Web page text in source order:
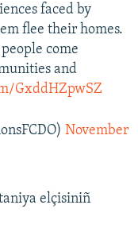
faced by
flee their homes.
come
and
GxddHZpwSZ
November
elçisiniñ